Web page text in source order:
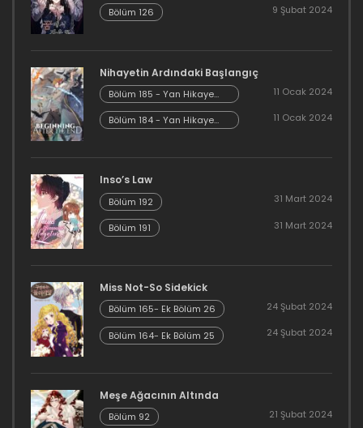
16 Aralık 2023
16 Aralık 2023
Bölüm 28
Bölüm 27
16 Aralık 2023
16 Aralık 2023
Bölüm 25
16 Aralık 2023
Bölüm 24
16 Aralık 2023
Bölüm 126 9 Şubat 2024
Nihayetin Ardındaki Başlangıç
Bölüm 185 - Yan Hikaye
Kısım 7
11 Ocak 2024
Bölüm 184 - Yan Hikaye
Kısım 6
11 Ocak 2024
Inso’s Law
Bölüm 192 31 Mart 2024
Bölüm 191 31 Mart 2024
Miss Not-So Sidekick
Bölüm 165- Ek Bölüm 26 24 Şubat 2024
Bölüm 164- Ek Bölüm 25 24 Şubat 2024
Meşe Ağacının Altında
Bölüm 92 21 Şubat 2024